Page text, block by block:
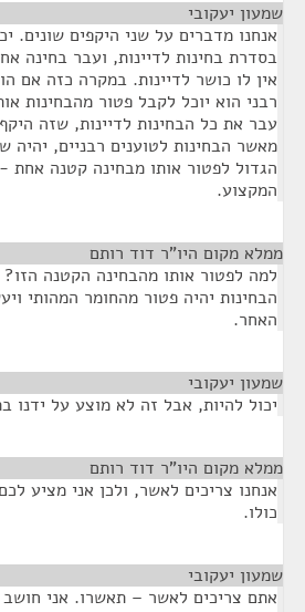
שמעון יעקובי
אנחנו מדברים על שני היקפים שונים.
בסדרת בחינות לדיינות, ועבר בחינה
אין לו כושר לדיינות. במקרה כזה אם
רבני הוא יוכל לקבל פטור מהבחינות
עבר את כל הבחינות לדיינות, שזה
מאשר הבחינות לטוענים רבניים, יהיה
הגדול לפטור אותו מבחינה קטנה
המקצוע.
ממלא מקום היו"ר דוד רותם
למה לפטור אותו מהבחינה הקטנה
הבחינות יהיה פטור מהחומר המהותי
האחר.
שמעון יעקובי
יכול להיות, אבל זה לא מוצע על ידנו
ממלא מקום היו"ר דוד רותם
אנחנו צריכים לאשר, ולכן אני מציע
כולו.
שמעון יעקובי
אתם צריכים לאשר – תאשרו. אני